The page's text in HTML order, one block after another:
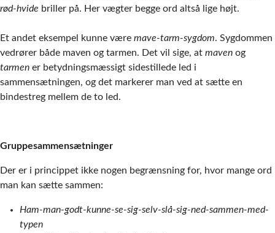
rød-hvide briller på. Her vægter begge ord altså lige højt.
Et andet eksempel kunne være mave-tarm-sygdom. Sygdommen
vedrører både maven og tarmen. Det vil sige, at maven og
tarmen er betydningsmæssigt sidestillede led i
sammensætningen, og det markerer man ved at sætte en
bindestreg mellem de to led.
Gruppesammensætninger
Der er i princippet ikke nogen begrænsning for, hvor mange ord
man kan sætte sammen:
Ham-man-godt-kunne-se-sig-selv-slå-sig-ned-sammen-med-
typen